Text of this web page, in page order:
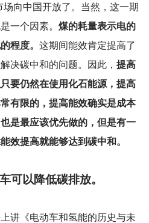
向中国开放了。当然，这一期
一个因素。 煤的耗量表示电的
程度。 这期间能效肯定提高了
决碳中和的问题。因此， 提高
要仍然在使用化石能源，提高
有限的，提高能效确实是成本
是最应该优先做的，但是有一
效提高就能够达到碳中和。
可以降低碳排放。
讲《电动车和氢能的历史与未